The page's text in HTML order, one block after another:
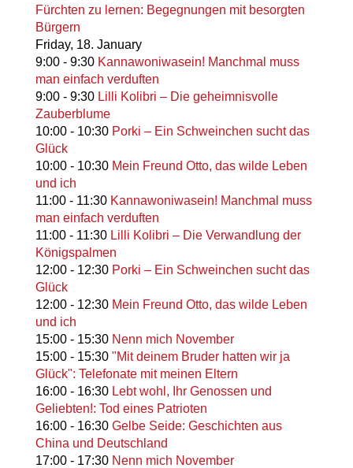
Fürchten zu lernen: Begegnungen mit besorgten
Bürgern
Friday, 18. January
9:00- 9:30 Kannawoniwasein! Manchmal muss
man einfach verduften
9:00- 9:30 Lilli Kolibri – Die geheimnisvolle
Zauberblume
10:00- 10:30 Porki – Ein Schweinchen sucht das
Glück
10:00- 10:30 Mein Freund Otto, das wilde Leben
und ich
11:00- 11:30 Kannawoniwasein! Manchmal muss
man einfach verduften
11:00- 11:30 Lilli Kolibri – Die Verwandlung der
Königspalmen
12:00- 12:30 Porki – Ein Schweinchen sucht das
Glück
12:00- 12:30 Mein Freund Otto, das wilde Leben
und ich
15:00- 15:30 Nenn mich November
15:00- 15:30 "Mit deinem Bruder hatten wir ja
Glück": Telefonate mit meinen Eltern
16:00- 16:30 Lebt wohl, Ihr Genossen und
Geliebten!: Tod eines Patrioten
16:00- 16:30 Gelbe Seide: Geschichten aus
China und Deutschland
17:00- 17:30 Nenn mich November